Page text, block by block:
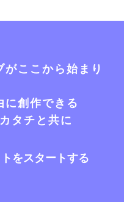
ここから始まり
に創作できる
タチと共に
をスタートする